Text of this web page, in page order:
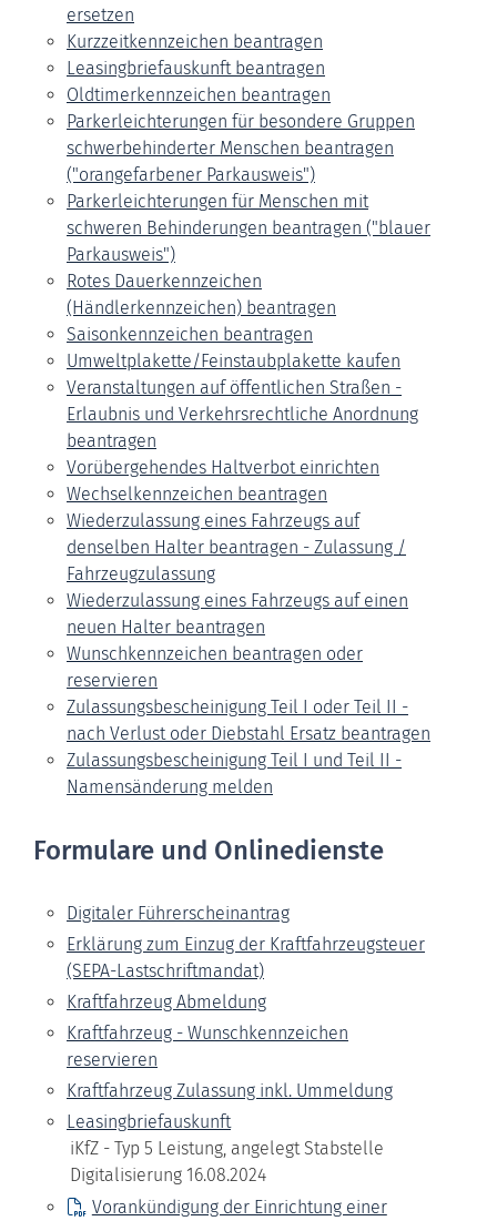
ersetzen
Kurzzeitkennzeichen beantragen
Leasingbriefauskunft beantragen
Oldtimerkennzeichen beantragen
Parkerleichterungen für besondere Gruppen
schwerbehinderter Menschen beantragen
("orangefarbener Parkausweis")
Parkerleichterungen für Menschen mit
schweren Behinderungen beantragen ("blauer
Parkausweis")
Rotes Dauerkennzeichen
(Händlerkennzeichen) beantragen
Saisonkennzeichen beantragen
Umweltplakette/Feinstaubplakette kaufen
Veranstaltungen auf öffentlichen Straßen -
Erlaubnis und Verkehrsrechtliche Anordnung
beantragen
Vorübergehendes Haltverbot einrichten
Wechselkennzeichen beantragen
Wiederzulassung eines Fahrzeugs auf
denselben Halter beantragen - Zulassung /
Fahrzeugzulassung
Wiederzulassung eines Fahrzeugs auf einen
neuen Halter beantragen
Wunschkennzeichen beantragen oder
reservieren
Zulassungsbescheinigung Teil I oder Teil II -
nach Verlust oder Diebstahl Ersatz beantragen
Zulassungsbescheinigung Teil I und Teil II -
Namensänderung melden
Formulare und Onlinedienste
Digitaler Führerscheinantrag
Erklärung zum Einzug der Kraftfahrzeugsteuer
(SEPA-Lastschriftmandat)
Kraftfahrzeug Abmeldung
Kraftfahrzeug - Wunschkennzeichen
reservieren
Kraftfahrzeug Zulassung inkl. Ummeldung
Leasingbriefauskunft
iKfZ - Typ 5 Leistung, angelegt Stabstelle
Digitalisierung 16.08.2024
Vorankündigung der Einrichtung einer